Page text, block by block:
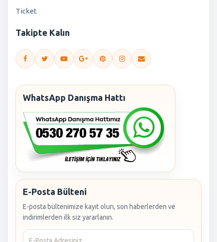
Ticket
Takipte Kalın
WhatsApp Danışma Hattı
E-Posta Bülteni
E-posta bültenimize kayıt olun, son haberlerden ve
indirimlerden ilk siz yararlanın.